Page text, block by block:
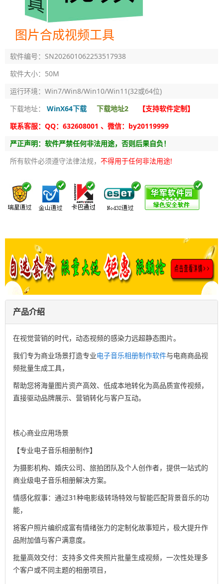
图片合成视频工具
软件编号：SN202601062253517938
软件大小：50M
运行环境：Win7/Win8/Win10/Win11(32或64位)
下载地址： WinX64下载 下载地址2
【支持软件定制】
联系客服：QQ：632608001 、微信：by20119999
严正声明：软件严禁任何非法用途，否则后果自负！
所有软件必须遵守法律法规， 不得用于任何非法用途!
产品介绍
在视觉营销的时代，动态视频的感染力远超静态图片。
我们专为商业场景打造专业电子音乐相册制作软件与电商商品视
频批量生成工具，
帮助您将海量图片资产高效、低成本地转化为高品质宣传视频，
直接驱动品牌展示、营销转化与客户互动。
核心商业应用场景
【专业电子音乐相册制作】
为摄影机构、婚庆公司、旅拍团队及个人创作者，提供一站式的
商业级电子音乐相册解决方案。
情感化叙事：通过31种电影级转场特效与智能匹配背景音乐的功
能，
将客户照片编织成富有情绪张力的定制化故事短片，极大提升作
品附加值与客户满意度。
批量高效交付：支持多文件夹照片批量生成视频，一次性处理多
个客户或不同主题的相册项目，